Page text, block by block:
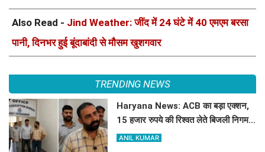
Also Read - Jind Weather: जींद में 24 घंटे में 40 एमएम बरसा
पानी, दिनभर हुई बूंदाबांदी से मौसम खुशगवार
TRENDING NEWS
Haryana News: ACB का बड़ा एक्शन,
15 हजार रुपये की रिश्वत लेते बिजली निगम
का ALM गिरफ्तार
ANIL KUMAR